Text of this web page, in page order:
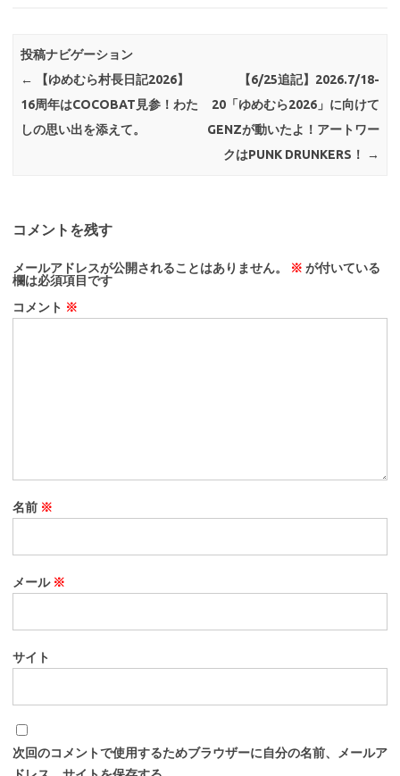
投稿ナビゲーション
←
【ゆめむら村長日記2026】
16周年はCOCOBAT見参！わた
しの思い出を添えて。
【6/25追記】2026.7/18-
20「ゆめむら2026」に向けて
GENZが動いたよ！アートワー
クはPUNK DRUNKERS！
→
コメントを残す
メールアドレスが公開されることはありません。 ※ が付いている
欄は必須項目です
コメント ※
名前 ※
メール ※
サイト
次回のコメントで使用するためブラウザーに自分の名前、メールア